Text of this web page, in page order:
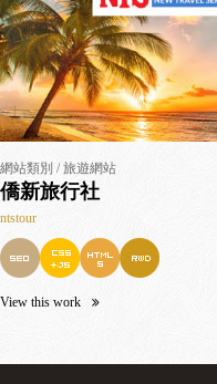
網站類別 / 旅遊網站
僑新旅行社
ntstour
View this work